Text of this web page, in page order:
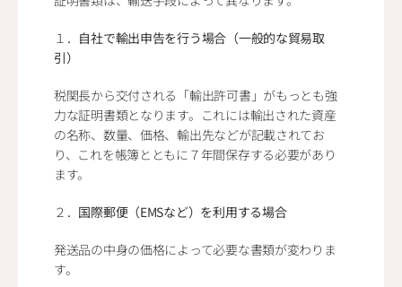
１． 自社で輸出申告を行う場合（一般的な貿易取
引）
税関長から交付される「輸出許可書」がもっとも強
力な証明書類となります。これには輸出された資産
の名称、数量、価格、輸出先などが記載されてお
り、これを帳簿とともに７年間保存する必要があり
ます。
２． 国際郵便（EMSなど）を利用する場合
発送品の中身の価格によって必要な書類が変わりま
す。